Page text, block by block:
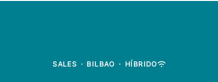
SALES · BILBAO · HÍBRIDO